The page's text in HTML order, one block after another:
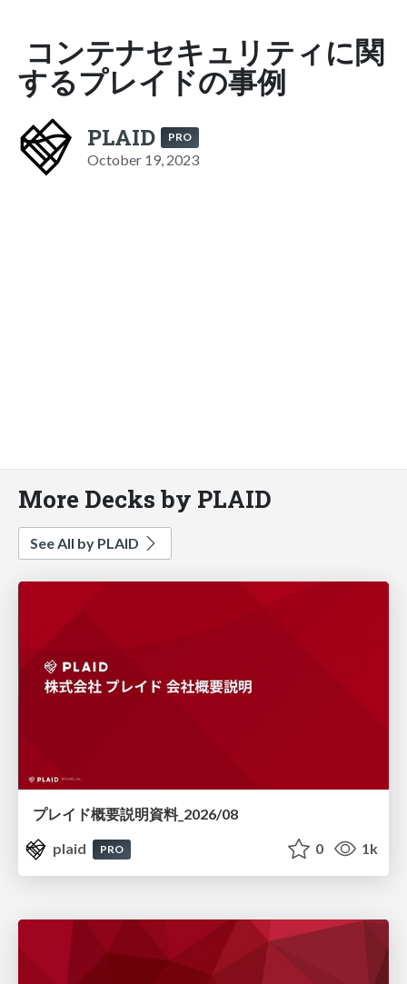
コンテナセキュリティに関
するプレイドの事例
PLAID PRO
October 19, 2023
More Decks by PLAID
See All by PLAID
プレイド概要説明資料_2026/08
plaid
PRO 0 1k